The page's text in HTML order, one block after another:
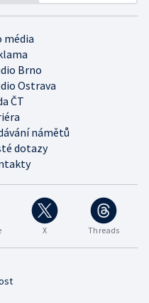
média
Brno
Ostrava
ČT
námětů
dotazy
X Threads